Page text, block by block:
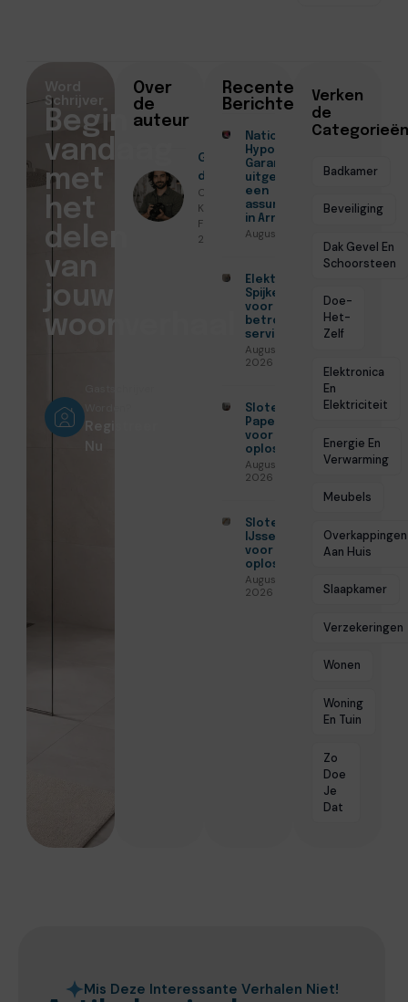
Over
de
auteur
Geschreven
door
Christiaan
Koenders ●
Februari 15,
2026
Recente
Berichten
Nationale
Hypotheek
Garantie
uitgelegd door
een
assurantiekantoor
in Arnhem
Augustus 7, 2026
Elektricien
Spijkenisse
voor
betrouwbare
service
Augustus 5,
2026
Slotenmaker
Papendrecht
voor veilige
oplossingen
Augustus 3,
2026
Slotenmaker
IJsselstein
voor veilige
oplossingen
Augustus 3,
2026
Verken
de
Categorieën
Badkamer
Beveiliging
Dak Gevel En
Schoorsteen
Doe-
Het-
Zelf
Elektronica
En
Elektriciteit
Energie En
Verwarming
Meubels
Overkappingen
Aan Huis
Slaapkamer
Verzekeringen
Wonen
Woning
En Tuin
Zo
Doe
Je
Dat
Schrijver
Begin
vandaag
met
het
delen
van
jouw
woonverhaal
Registreer
Nu
Mis Deze Interessante Verhalen Niet!